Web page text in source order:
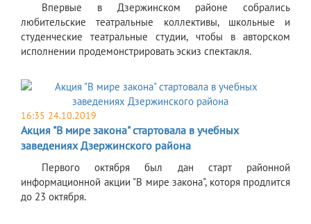
Впервые в Дзержинском районе собрались
любительские театральные коллективы, школьные и
студенческие театральные студии, чтобы в авторском
исполнении продемонстрировать эскиз спектакля.
16:35 24.10.2019
Акция "В мире закона" стартовала в учебных
заведениях Дзержинского района
Первого октября был дан старт районной
информационной акции "В мире закона", которя продлится
до 23 октября.